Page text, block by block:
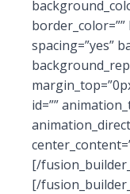
spacing=”yes”
id=””
[/
[/